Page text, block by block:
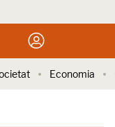
Economia